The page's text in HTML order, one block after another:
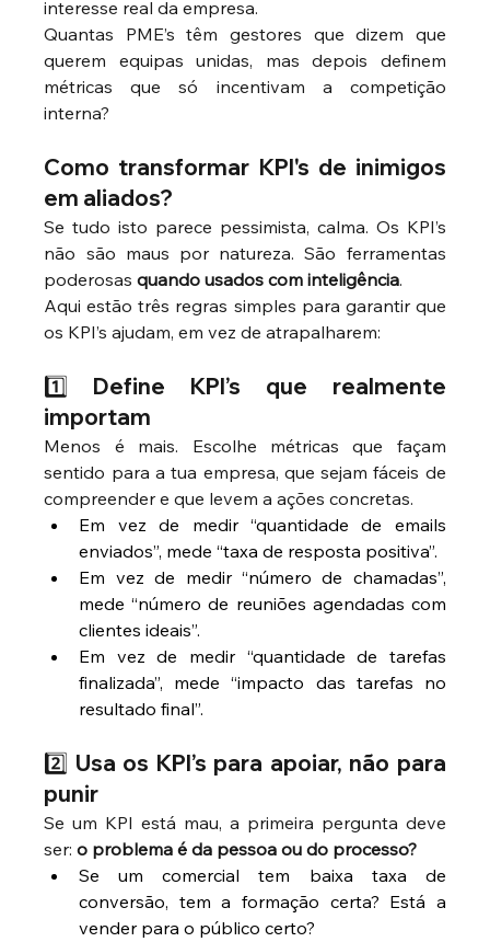
interesse real da empresa.
Quantas PME’s têm gestores que dizem que
querem equipas unidas, mas depois definem
métricas que só incentivam a competição
interna?
Como transformar KPI's de inimigos
em aliados?
Se tudo isto parece pessimista, calma. Os KPI’s
não são maus por natureza. São ferramentas
poderosas quando usados com inteligência.
Aqui estão três regras simples para garantir que
os KPI’s ajudam, em vez de atrapalharem:
1️⃣ Define KPI’s que realmente
importam
Menos é mais. Escolhe métricas que façam
sentido para a tua empresa, que sejam fáceis de
compreender e que levem a ações concretas.
Em vez de medir “quantidade de emails
enviados”, mede “taxa de resposta positiva”.
Em vez de medir “número de chamadas”,
mede “número de reuniões agendadas com
clientes ideais”.
Em vez de medir “quantidade de tarefas
finalizada”, mede “impacto das tarefas no
resultado final”.
2️⃣ Usa os KPI’s para apoiar, não para
punir
Se um KPI está mau, a primeira pergunta deve
ser: o problema é da pessoa ou do processo?
Se um comercial tem baixa taxa de
conversão, tem a formação certa? Está a
vender para o público certo?